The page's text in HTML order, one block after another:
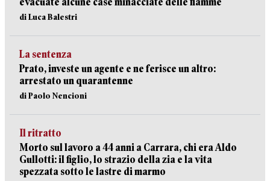
di Luca Balestri
La sentenza
Prato, investe un agente e ne ferisce un altro:
arrestato un quarantenne
di Paolo Nencioni
Il ritratto
Morto sul lavoro a 44 anni a Carrara, chi era Aldo
Gullotti: il figlio, lo strazio della zia e la vita
spezzata sotto le lastre di marmo